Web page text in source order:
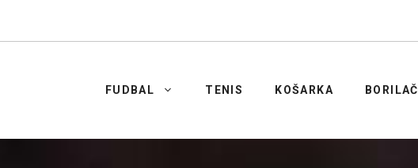
FUDBAL TENIS KOŠARKA